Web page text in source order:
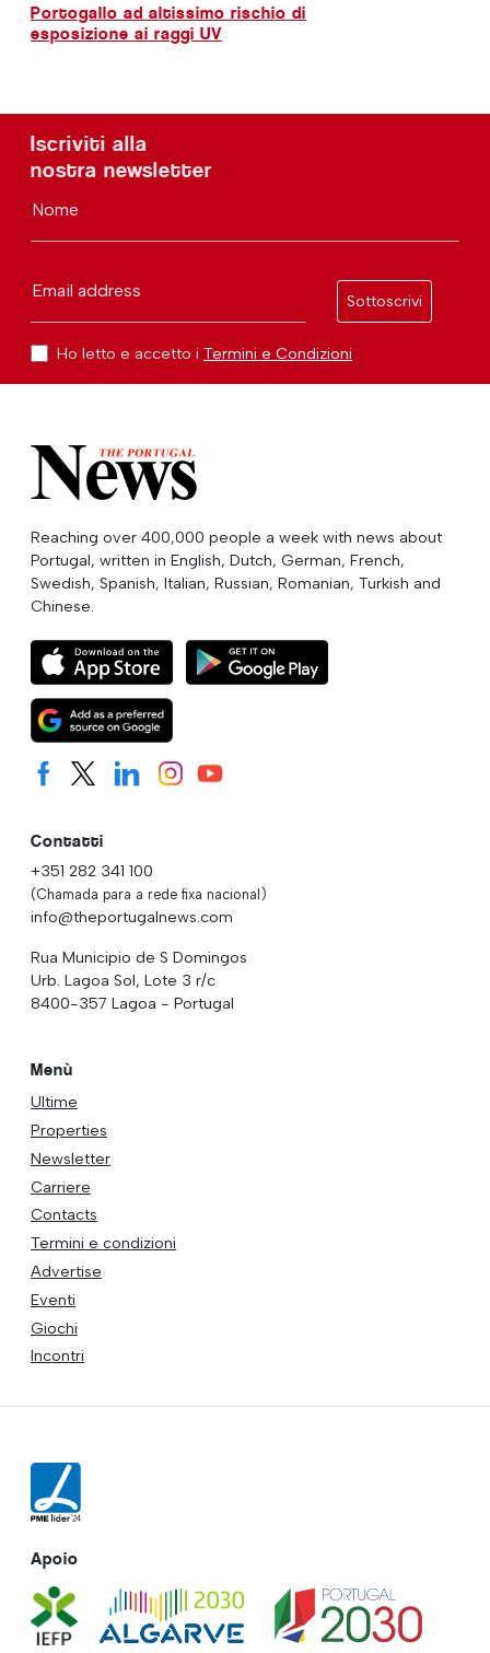
Portogallo ad altissimo rischio di
esposizione ai raggi UV
Iscriviti alla
nostra newsletter
Nome
Email address
Sottoscrivi
Ho letto e accetto i Termini e Condizioni
Reaching over 400,000 people a week with news about
Portugal, written in English, Dutch, German, French,
Swedish, Spanish, Italian, Russian, Romanian, Turkish and
Chinese.
Contatti
+351 282 341 100
(Chamada para a rede fixa nacional)
info@theportugalnews.com
Rua Municipio de S Domingos
Urb. Lagoa Sol, Lote 3 r/c
8400-357 Lagoa - Portugal
Menù
Ultime
Properties
Newsletter
Carriere
Contacts
Termini e condizioni
Advertise
Eventi
Giochi
Incontri
Apoio